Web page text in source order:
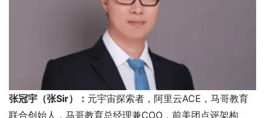
张冠宇（张Sir）： 元宇宙探索者，阿里云ACE，马哥教育
联合创始人，马哥教育总经理兼COO，前美团点评架构